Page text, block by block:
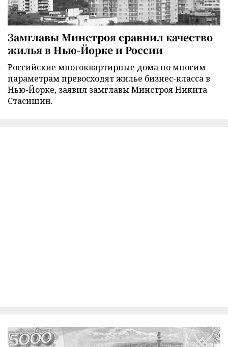
Замглавы Минстроя сравнил качество
жилья в Нью-Йорке и России
Российские многоквартирные дома по многим
параметрам превосходят жилье бизнес-класса в
Нью-Йорке, заявил замглавы Минстроя Никита
Стасишин.